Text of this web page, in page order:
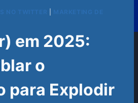
em 2025:
o
para Explodir